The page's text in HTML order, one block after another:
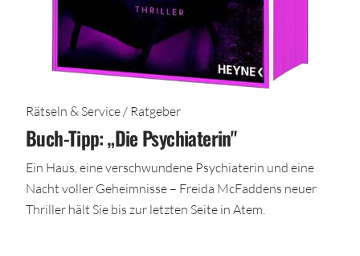
Rätseln & Service / Ratgeber
Buch-Tipp: „Die Psychiaterin"
Ein Haus, eine verschwundene Psychiaterin und eine
Nacht voller Geheimnisse – Freida McFaddens neuer
Thriller hält Sie bis zur letzten Seite in Atem.